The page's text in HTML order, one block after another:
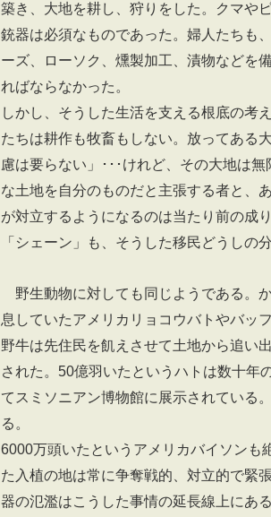
築き、大地を耕し、狩りをした。クマや
銃器は必須なものであった。婦人たちも
ーズ、ローソク、燻製加工、漬物などを
ればならなかった。
しかし、そうした生活を支える根底の考
たちは耕作も牧畜もしない。放ってある
慮は要らない」･･･けれど、その大地は
な土地を自分のものだと主張する者と、
が対立するようになるのは当たり前の成
「シェーン」も、そうした移民どうしの
野生動物に対しても同じようである。
息していたアメリカリョコウバトやバッ
野牛は先住民を飢えさせて土地から追い
された。50億羽いたというハトは数十年
てスミソニアン博物館に展示されている
る。
6000万頭いたというアメリカバイソンも
た入植の地は常に争奪戦的、対立的で緊
器の氾濫はこうした事情の延長線上にある